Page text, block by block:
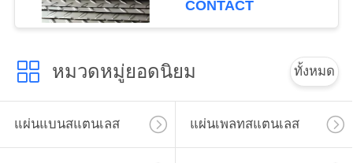
CONTACT
หมวดหมู่ยอดนิยม ทั้งหมด
แผ่นแบนสแตนเลส แผ่นเพลทสแตนเลส